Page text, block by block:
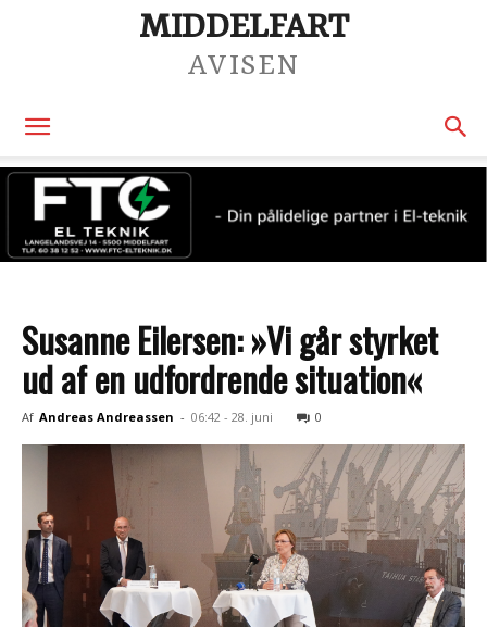
MIDDELFART
AVISEN
Susanne Eilersen: »Vi går styrket
ud af en udfordrende situation«
Af Andreas Andreassen - 06:42 - 28. juni 0